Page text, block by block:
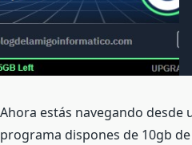
Ahora estás navegando desde
programa dispones de 10gb